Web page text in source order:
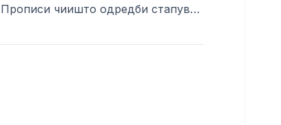
Прописи чиишто одредби стапуваат во примена или престануваат да важат во август 2023 година